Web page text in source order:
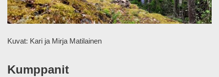
Kuvat: Kari ja Mirja Matilainen
Kumppanit